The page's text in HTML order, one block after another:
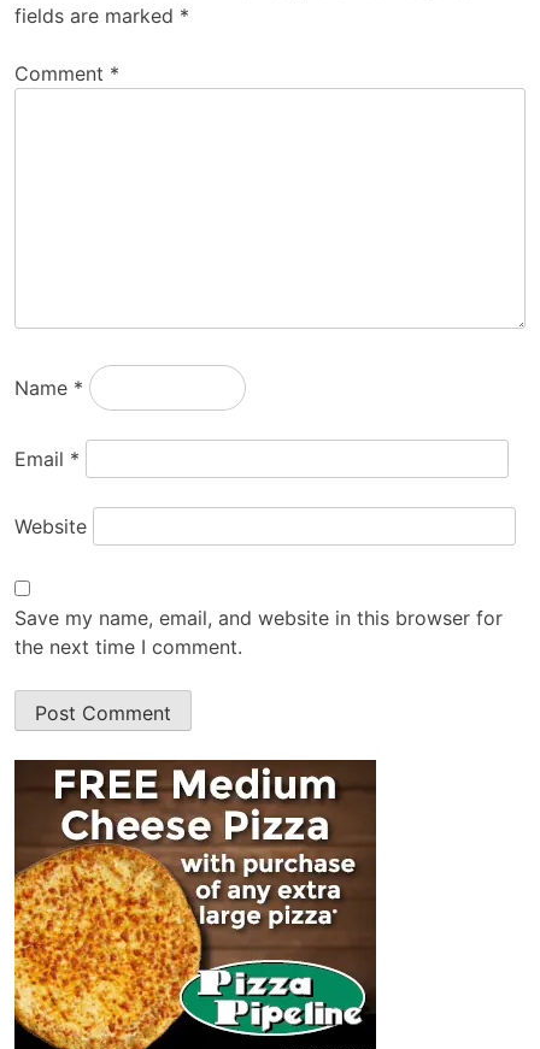
fields are marked *
Comment *
Name *
Email *
Website
Save my name, email, and website in this browser for
the next time I comment.